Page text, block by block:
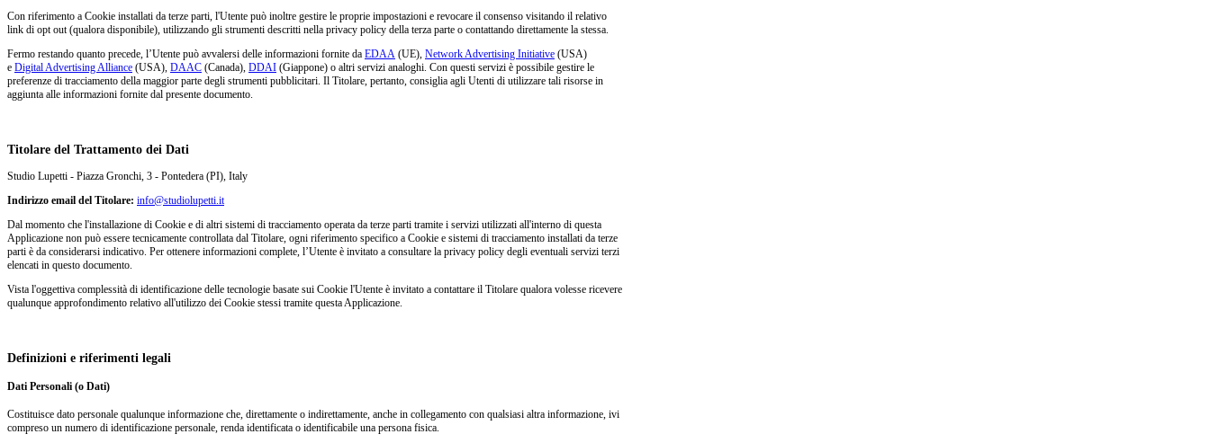
Con riferimento a Cookie installati da terze parti, l'Utente può inoltre gestire le proprie impostazioni e revocare il consenso visitando il relativo
link di opt out (qualora disponibile), utilizzando gli strumenti descritti nella privacy policy della terza parte o contattando direttamente la stessa.
Fermo restando quanto precede, l’Utente può avvalersi delle informazioni fornite da EDAA (UE), Network Advertising Initiative (USA)
e Digital Advertising Alliance (USA), DAAC (Canada), DDAI (Giappone) o altri servizi analoghi. Con questi servizi è possibile gestire le
preferenze di tracciamento della maggior parte degli strumenti pubblicitari. Il Titolare, pertanto, consiglia agli Utenti di utilizzare tali risorse in
aggiunta alle informazioni fornite dal presente documento.
Titolare del Trattamento dei Dati
Studio Lupetti - Piazza Gronchi, 3 - Pontedera (PI), Italy
Indirizzo email del Titolare: info@studiolupetti.it
Dal momento che l'installazione di Cookie e di altri sistemi di tracciamento operata da terze parti tramite i servizi utilizzati all'interno di questa
Applicazione non può essere tecnicamente controllata dal Titolare, ogni riferimento specifico a Cookie e sistemi di tracciamento installati da terze
parti è da considerarsi indicativo. Per ottenere informazioni complete, l’Utente è invitato a consultare la privacy policy degli eventuali servizi terzi
elencati in questo documento.
Vista l'oggettiva complessità di identificazione delle tecnologie basate sui Cookie l'Utente è invitato a contattare il Titolare qualora volesse ricevere
qualunque approfondimento relativo all'utilizzo dei Cookie stessi tramite questa Applicazione.
Definizioni e riferimenti legali
Dati Personali (o Dati)
Costituisce dato personale qualunque informazione che, direttamente o indirettamente, anche in collegamento con qualsiasi altra informazione, ivi
compreso un numero di identificazione personale, renda identificata o identificabile una persona fisica.